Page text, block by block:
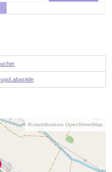
© contributeurs OpenStreetMap